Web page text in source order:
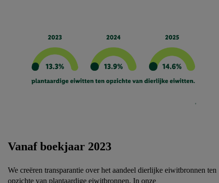
Vanaf boekjaar 2023
We creëren transparantie over het aandeel dierlijke eiwitbronnen ten
opzichte van plantaardige eiwitbronnen. In onze